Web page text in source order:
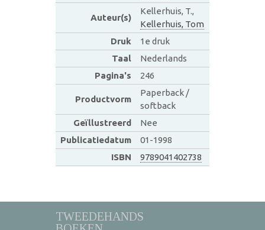
Auteur(s)
Kellerhuis, T.,
Kellerhuis, Tom
Druk
1e druk
Taal
Nederlands
Pagina's
246
Productvorm
Paperback /
softback
Geïllustreerd
Nee
Publicatiedatum
01-1998
ISBN
9789041402738
TWEEDEHANDS